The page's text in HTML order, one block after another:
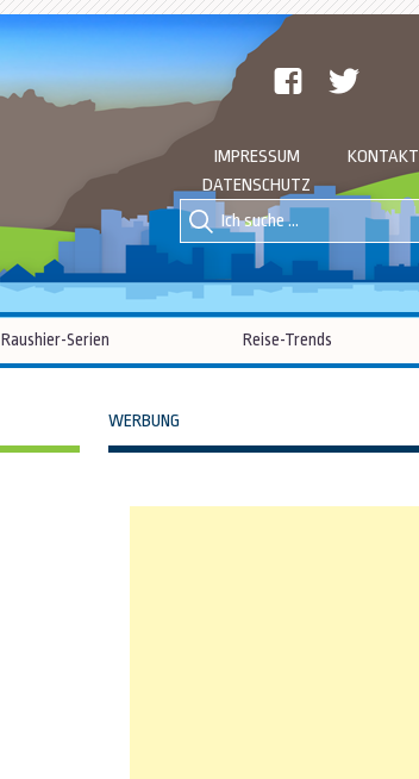
facebook
IMPRESSUM
KONTAKT
DATENSCHUTZ
Suche
nach::
Suche
nach:
Raushier-Serien Reise-Trends
WERBUNG